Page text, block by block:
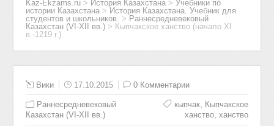
Kaz-Ekzams.ru > История Казахстана >Учебники по
истории Казахстана > История Казахстана. Учебник для
студентов и школьников. > Раннесредневековый
Казахстан (VI-XII вв.) > Кыпчакское ханство (начало XI
в.-1219 г.)
Вики 17.10.2015 0 Комментарии
Раннесредневековый
Казахстан (VI-XII вв.)
кыпчак,
Кыпчакское
ханство, ханство